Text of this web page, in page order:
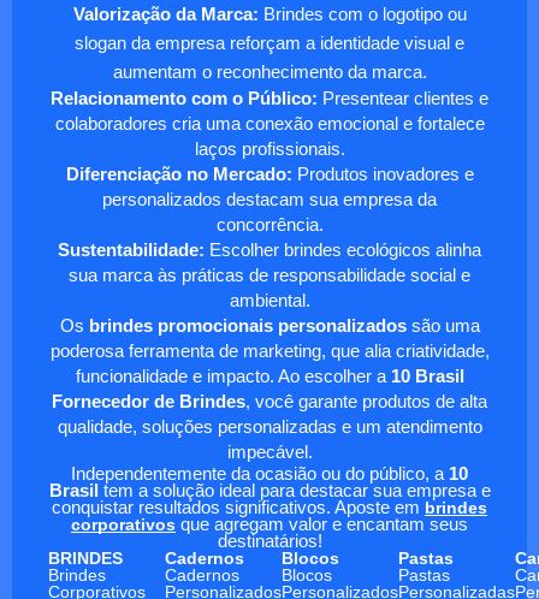
Valorização da Marca: Brindes com o logotipo ou
slogan da empresa reforçam a identidade visual e
aumentam o reconhecimento da marca.
Relacionamento com o Público: Presentear clientes e
colaboradores cria uma conexão emocional e fortalece
laços profissionais.
Diferenciação no Mercado: Produtos inovadores e
personalizados destacam sua empresa da
concorrência.
Sustentabilidade: Escolher brindes ecológicos alinha
sua marca às práticas de responsabilidade social e
ambiental.
Os brindes promocionais personalizadossão uma
poderosa ferramenta de marketing, que alia criatividade,
funcionalidade e impacto. Ao escolher a 10 Brasil
Fornecedor de Brindes, você garante produtos de alta
qualidade, soluções personalizadas e um atendimento
impecável.
Independentemente da ocasião ou do público, a 10
Brasil tem a solução ideal para destacar sua empresa e
conquistar resultados significativos. Aposte em brindes
corporativos que agregam valor e encantam seus
destinatários!
BRINDES
Cadernos Blocos Pastas
Brindes
Corporativos
Cadernos
Personalizados
Blocos
Personalizados
Pastas
Personalizadas